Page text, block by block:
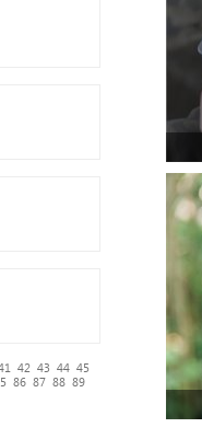
42 43 44 45
86 87 88 89